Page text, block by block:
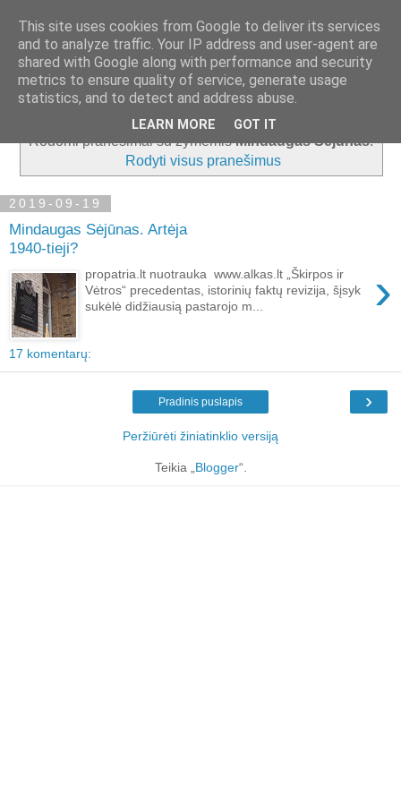
Rodomi pranešimai su žymėmisMindaugas Sėjūnas.
Rodyti visus pranešimus
2019-09-19
Mindaugas Sėjūnas. Artėja
1940-tieji?
›
propatria.lt nuotrauka www.alkas.lt „Škirpos ir
Vėtros“ precedentas, istorinių faktų revizija, šįsyk
sukėlė didžiausią pastarojo m...
17 komentarų:
›
Pradinis puslapis
Peržiūrėti žiniatinklio versiją
Teikia „Blogger“.
This site uses cookies from Google to deliver its services
and to analyze traffic. Your IP address and user-agent are
shared with Google along with performance and security
metrics to ensure quality of service, generate usage
statistics, and to detect and address abuse.
LEARN MORE GOT IT